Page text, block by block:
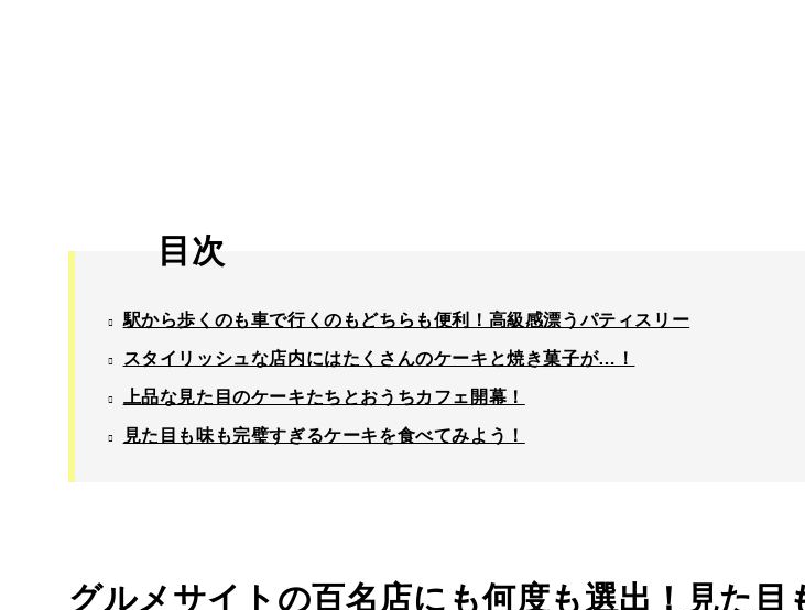
目次
駅から歩くのも車で行くのもどちらも便利！高級感漂うパティスリー
スタイリッシュな店内にはたくさんのケーキと焼き菓子が…！
上品な見た目のケーキたちとおうちカフェ開幕！
見た目も味も完璧すぎるケーキを食べてみよう！
グルメサイトの百名店にも何度も選出！見た目